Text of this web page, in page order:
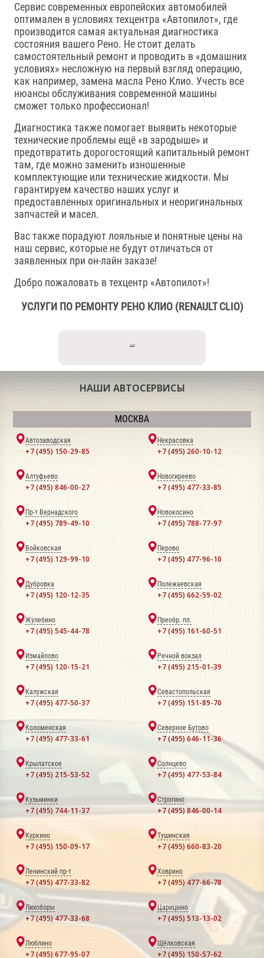
Сервис современных европейских автомобилей
оптимален в условиях техцентра «Автопилот», где
производится самая актуальная диагностика
состояния вашего Рено. Не стоит делать
самостоятельный ремонт и проводить в «домашних
условиях» несложную на первый взгляд операцию,
как например, замена масла Рено Клио. Учесть все
нюансы обслуживания современной машины
сможет только профессионал!
Диагностика также помогает выявить некоторые
технические проблемы ещё «в зародыше» и
предотвратить дорогостоящий капитальный ремонт
там, где можно заменить изношенные
комплектующие или технические жидкости. Мы
гарантируем качество наших услуг и
предоставленных оригинальных и неоригинальных
запчастей и масел.
Вас также порадуют лояльные и понятные цены на
наш сервис, которые не будут отличаться от
заявленных при он-лайн заказе!
Добро пожаловать в техцентр «Автопилот»!
УСЛУГИ ПО РЕМОНТУ РЕНО КЛИО (RENAULT CLIO)
…
НАШИ АВТОСЕРВИСЫ
МОСКВА
Автозаводская
+7 (495) 150-29-85
Некрасовка
+7 (495) 260-10-12
Алтуфьево
+7 (495) 846-00-27
Новогиреево
+7 (495) 477-33-85
Пр-т Вернадского
+7 (495) 789-49-10
Новокосино
+7 (495) 788-77-97
Войковская
+7 (495) 129-99-10
Перово
+7 (495) 477-96-10
Дубровка
+7 (495) 120-12-35
Полежаевская
+7 (495) 662-59-02
Жулебино
+7 (495) 545-44-78
Преобр. пл.
+7 (495) 161-60-51
Измайлово
+7 (495) 120-15-21
Речной вокзал
+7 (495) 215-01-39
Калужская
+7 (495) 477-50-37
Севастопольская
+7 (495) 151-89-70
Коломенская
+7 (495) 477-33-61
Северное Бутово
+7 (495) 646-11-36
Крылатское
+7 (495) 215-53-52
Солнцево
+7 (495) 477-53-84
Кузьминки
+7 (495) 744-11-37
Строгино
+7 (495) 846-00-14
Куркино
+7 (495) 150-09-17
Тушинская
+7 (495) 660-83-20
Ленинский пр-т
+7 (495) 477-33-82
Ховрино
+7 (495) 477-66-78
Лихоборы
+7 (495) 477-33-68
Царицыно
+7 (495) 513-13-02
Люблино
+7 (495) 677-95-07
Щёлковская
+7 (495) 150-57-62